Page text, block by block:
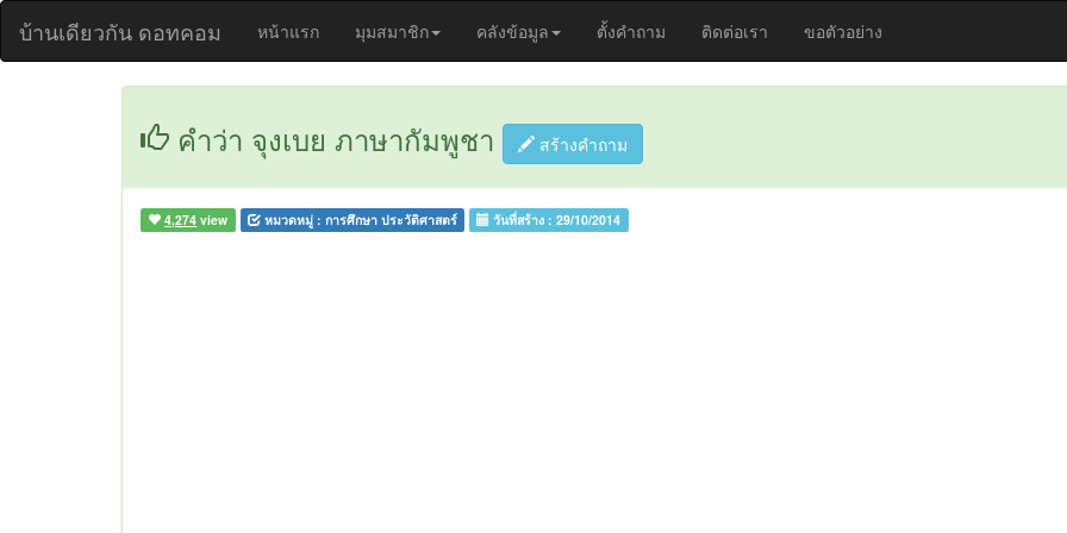
บ้านเดียวกัน ดอทคอม หน้าแรก มุมสมาชิก คลังข้อมูล ตั้งคำถาม ติดต่อเรา ขอตัวอย่าง
คำว่า จุงเบย ภาษากัมพูชา สร้างคำถาม
4,274 view หมวดหมู่ : การศึกษา ประวัติศาสตร์ วันที่สร้าง :29/10/2014